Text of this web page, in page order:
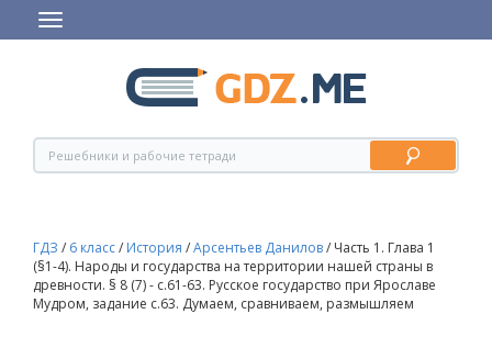
ГДЗ / 6 класс/ История /Арсентьев Данилов/ Часть 1. Глава 1
(§1-4). Народы и государства на территории нашей страны в
древности. § 8 (7) - c.61-63. Русское государство при Ярославе
Мудром, задание с.63. Думаем, сравниваем, размышляем